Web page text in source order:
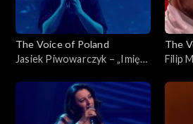
The Voice of Poland
Jasiek Piwowarczyk – „Imię
Poland”, Live 1, 8 listopada
The
Filip
8